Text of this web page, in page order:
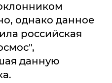
однако данное
российская
данную